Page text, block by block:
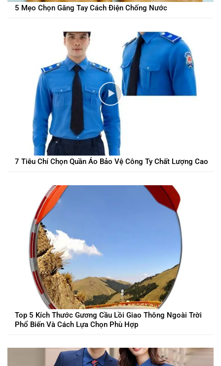
5 Mẹo Chọn Găng Tay Cách Điện Chống Nước
7 Tiêu Chí Chọn Quần Áo Bảo Vệ Công Ty Chất Lượng Cao
Top 5 Kích Thước Gương Cầu Lồi Giao Thông Ngoài Trời
Phổ Biến Và Cách Lựa Chọn Phù Hợp